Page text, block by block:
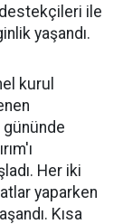
ile
yaşandı.
kurul
Her iki
yaparken
Kısa